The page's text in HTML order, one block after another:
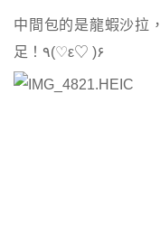
中間包的是龍蝦沙拉，
足！٩(♡ε♡ )۶